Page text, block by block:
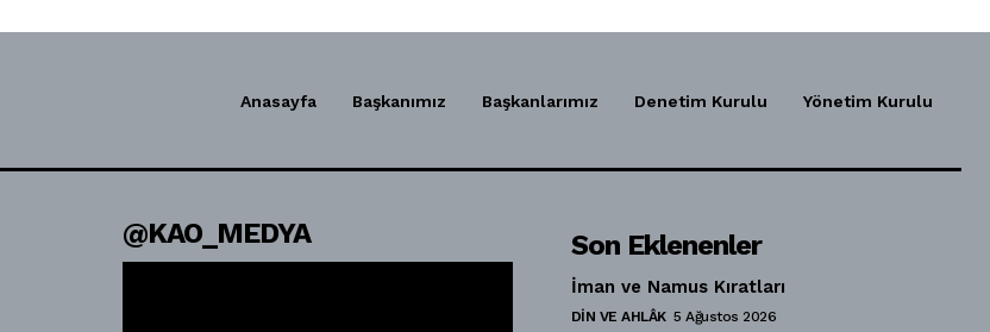
Anasayfa Başkanımız Başkanlarımız Denetim Kurulu Yönetim Kurulu
@KAO_MEDYA Son Eklenenler
İman ve Namus Kıratları
DIN VE AHLÂK 5 Ağustos 2026